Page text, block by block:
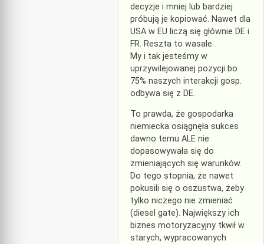
decyzje i mniej lub bardziej
próbują je kopiować. Nawet dla
USA w EU liczą się głównie DE i
FR. Reszta to wasale.
My i tak jesteśmy w
uprzywilejowanej pozycji bo
75% naszych interakcji gosp.
odbywa się z DE.
To prawda, że gospodarka
niemiecka osiągnęła sukces
dawno temu ALE nie
dopasowywała się do
zmieniających się warunków.
Do tego stopnia, że nawet
pokusili się o oszustwa, żeby
tylko niczego nie zmieniać
(diesel gate). Największy ich
biznes motoryzacyjny tkwił w
starych, wypracowanych